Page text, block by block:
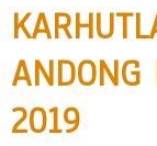
ANDONG
2019